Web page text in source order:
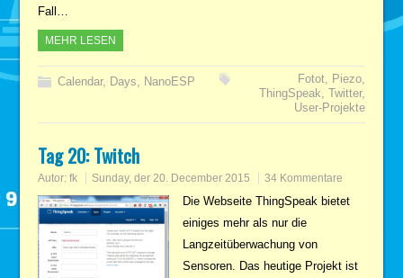
Fall…
MEHR LESEN
Calendar, Days NanoESP Fotot, Piezo,
ThingSpeak Twitter,
User-Projekte
Tag 20: Twitch
Autor:fk Sunday, der 20. December 2015 34 Kommentare
Die Webseite ThingSpeak bietet
einiges mehr als nur die
Langzeitüberwachung von
Sensoren. Das heutige Projekt ist